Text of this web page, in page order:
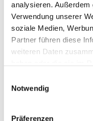
analysieren.
Verwendung unserer
soziale Medien,
Partner führen diese
weiteren Daten
Notwendig
Präferenzen
2.777.946
Erträge aus
Euro, u.a.